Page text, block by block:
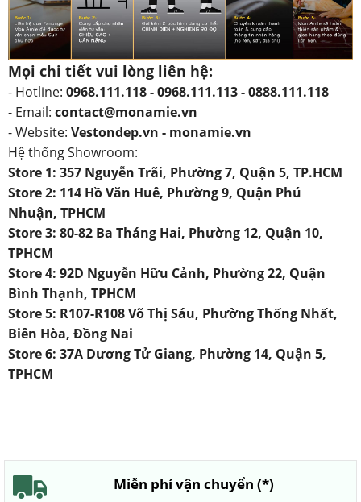
Mọi chi tiết vui lòng liên hệ:
- Hotline: 0968.111.118 - 0968.111.113 - 0888.111.118
- Email: contact@monamie.vn
- Website: Vestondep.vn - monamie.vn
Hệ thống Showroom:
Store 1: 357 Nguyễn Trãi, Phường 7, Quận 5, TP.HCM
Store 2: 114 Hồ Văn Huê, Phường 9, Quận Phú
Nhuận, TPHCM
Store 3: 80-82 Ba Tháng Hai, Phường 12, Quận 10,
TPHCM
Store 4: 92D Nguyễn Hữu Cảnh, Phường 22, Quận
Bình Thạnh, TPHCM
Store 5: R107-R108 Võ Thị Sáu, Phường Thống Nhất,
Biên Hòa, Đồng Nai
Store 6: 37A Dương Tử Giang, Phường 14, Quận 5,
TPHCM
Miễn phí vận chuyển (*)